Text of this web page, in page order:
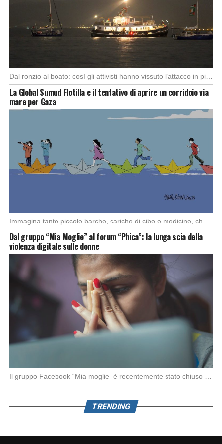
La Global Sumud Flotilla e il tentativo di aprire un corridoio via
mare per Gaza
Dal gruppo “Mia Moglie” al forum “Phica”: la lunga scia della
violenza digitale sulle donne
TRENDING